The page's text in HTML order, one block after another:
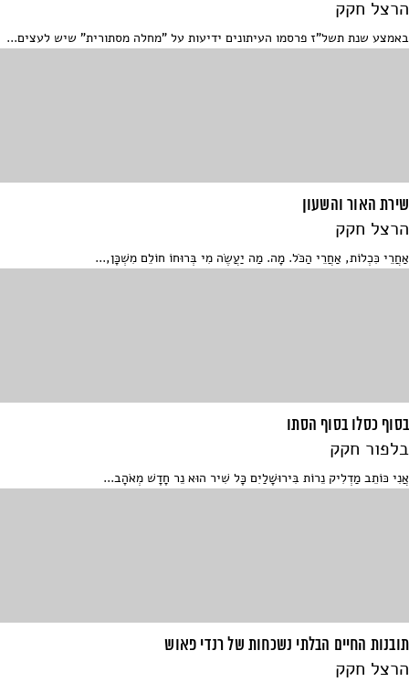
הרצל חקק
באמצע שנת תשל"ז פרסמו העיתונים ידיעות על "מחלה מסתורית" שיש לעצים...
שירת האור והשעון
הרצל חקק
אַחֲרֵי כִּכְלוֹת, אַחֲרֵי הַכֹּל. מָה. מַה יַעֲשֶׂה מִי בְּרוּחוֹ חוֹלֵם מִשְׁכָּן,...
בסוף כסלו בסוף הסתו
בלפור חקק
אֲנִי כּוֹתֵב מַדְלִיק נֵרוֹת בִּירוּשָׁלַיִם כָּל שִׁיר הוּא נֵר חָדָשׁ מְאֹהָב...
תובנות החיים הבלתי נשכחות של רנדי פאוש
הרצל חקק